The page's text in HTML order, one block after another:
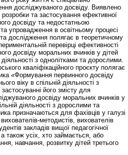
досліджуваного досвіду. Виявлено
та застосування ефективної
досвіду та недостатньою
упровадження в освітньому процесі
дослідження полягає в теоретичному
перевірці ефективності
досвіду моральних вчинків у дітей
з однолітками та дорослими.
кваліфікаційного проєкту полягає
«Формування первинного досвіду
віку в спільній діяльності з
його змісту для
досвіду моральних вчинків у
діяльності з дорослими та
призначаються для фахівців у галузі
методистів, вихователів
закладів вищої педагогічної
а також усіх, хто займається, або
навчання, розвитку дітей третього